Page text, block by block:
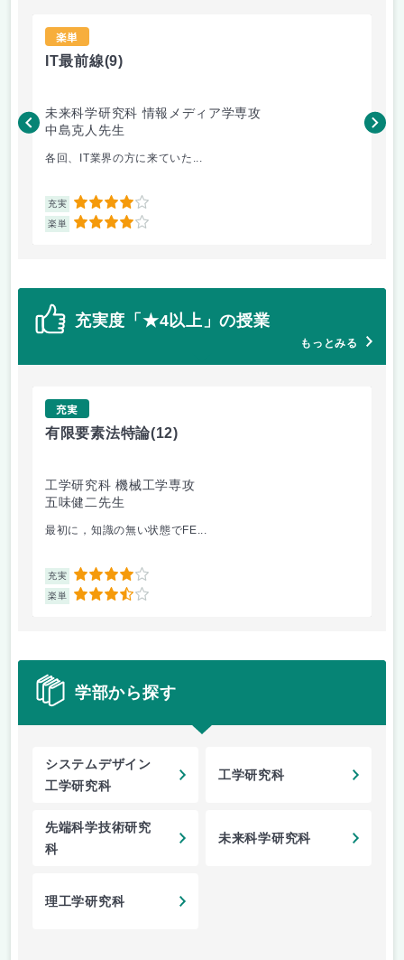
楽単
IT最前線(9)
未来科学研究科 情報メディア学専攻
中島克人先生
各回、IT業界の方に来ていた...
充実 4
楽単 4
釜
充実度「★4以上」の授業
もっとみる
充実
有限要素法特論(12)
工学研究科 機械工学専攻
五味健二先生
最初に，知識の無い状態でFE...
充実 4
楽単 3.5
学部から探す
システムデザイン
工学研究科
工学研究科
先端科学技術研究
科
未来科学研究科
理工学研究科